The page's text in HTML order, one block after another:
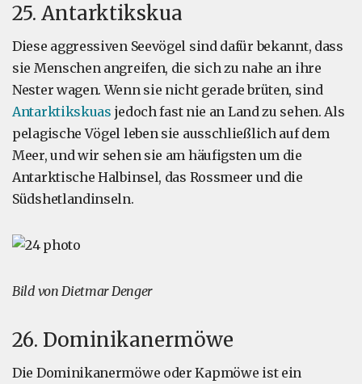
25. Antarktikskua
Diese aggressiven Seevögel sind dafür bekannt, dass
sie Menschen angreifen, die sich zu nahe an ihre
Nester wagen. Wenn sie nicht gerade brüten, sind
Antarktikskuas jedoch fast nie an Land zu sehen. Als
pelagische Vögel leben sie ausschließlich auf dem
Meer, und wir sehen sie am häufigsten um die
Antarktische Halbinsel, das Rossmeer und die
Südshetlandinseln.
Bild von Dietmar Denger
26. Dominikanermöwe
Die Dominikanermöwe oder Kapmöwe ist ein